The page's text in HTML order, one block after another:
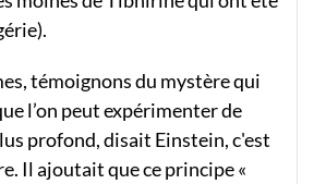
témoignons du mystère qui
l’on peut expérimenter de
profond, disait Einstein, c'est
Il ajoutait que ce principe «